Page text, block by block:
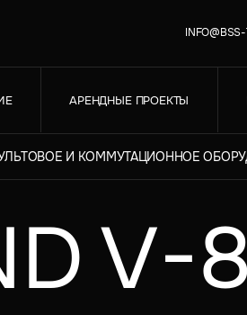
АРЕНДНЫЕ ПРОЕКТЫ
И КОММУТАЦИОННОЕ
V-